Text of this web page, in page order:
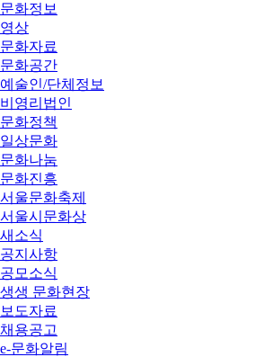
문화정보
영상
문화자료
문화공간
예술인/단체정보
비영리법인
문화정책
일상문화
문화나눔
문화진흥
서울문화축제
서울시문화상
새소식
공지사항
공모소식
생생 문화현장
보도자료
채용공고
e-문화알림